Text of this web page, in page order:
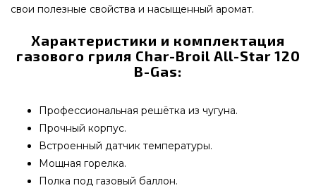
свои полезные свойства и насыщенный аромат.
Характеристики и комплектация
газового гриля Char-Broil All-Star 120
B-Gas:
Профессиональная решётка из чугуна.
Прочный корпус.
Встроенный датчик температуры.
Мощная горелка.
Полка под газовый баллон.